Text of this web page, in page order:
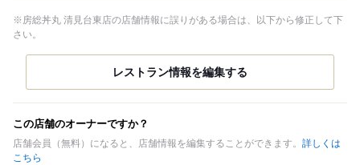
※房総丼丸 清見台東店の店舗情報に誤りがある場合は、以下から修正して下
さい。
この店舗のオーナーですか？
店舗会員（無料）になると、店舗情報を編集することができます。 詳しくは
こちら